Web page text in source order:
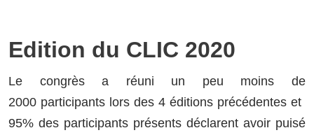
Edition du CLIC 2020
Le congrès a réuni un peu moins de
2000 participants lors des 4 éditions précédentes et ​
95% des participants présents déclarent avoir puisé